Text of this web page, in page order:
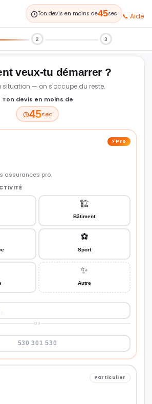
Ton devis en moins de45sec 📞 Aide
2 3
veux-tu démarrer ?
situation — on s'occupe du reste.
Ton devis en moins de
45sec
⚡ Pro
assurances pro.
🏗️
Bâtiment
⚽
Sport
✨
Autre
OU
Particulier